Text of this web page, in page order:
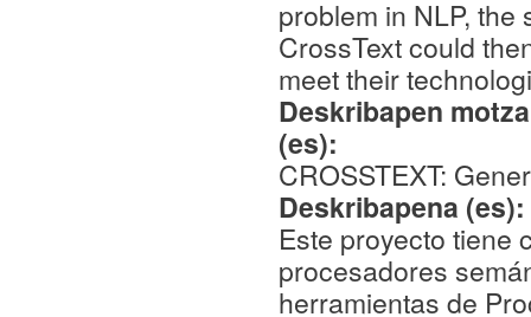
problem in NLP,
CrossText could
meet their
Deskribapen
(es):
CROSSTEXT:
Deskribapena (es):
Este proyecto tiene
procesadores
herramientas de